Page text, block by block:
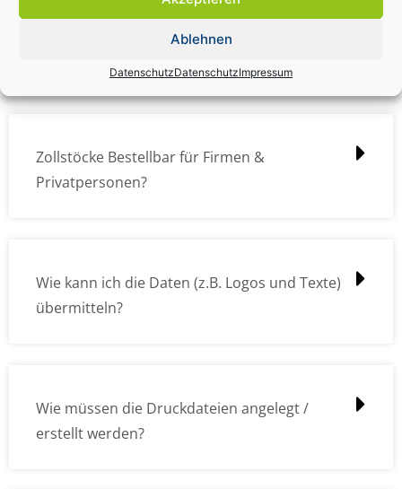
Ablehnen
DatenschutzDatenschutzImpressum
Zollstock Druckdatencheck / Profidatencheck
Zollstöcke Bestellbar für Firmen &
Privatpersonen?
Wie kann ich die Daten (z.B. Logos und Texte)
übermitteln?
Wie müssen die Druckdateien angelegt /
erstellt werden?